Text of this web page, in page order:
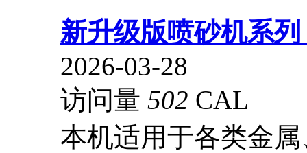
新升级版喷砂机系列
2026-03-28
访问量 502 CAL
本机适用于各类金